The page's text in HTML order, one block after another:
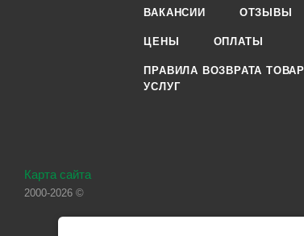
ВАКАНСИИ ОТЗЫВЫ
ЦЕНЫ ОПЛАТЫ
ПРАВИЛА ВОЗВРАТА
УСЛУГ
Карта сайта
2000-2026 ©